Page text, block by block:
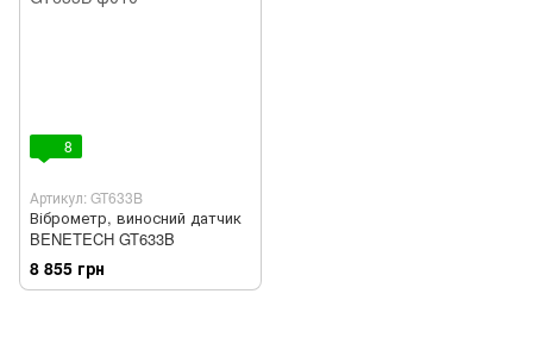
8
Артикул: GT633B
Віброметр, виносний датчик
BENETECH GT633B
8 855 грн